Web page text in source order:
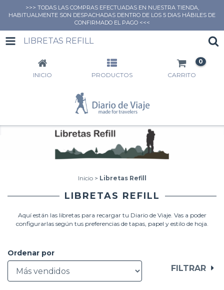
>>> TODAS LAS COMPRAS EFECTUADAS EN NUESTRA TIENDA,
HABITUALMENTE SON DESPACHADAS DENTRO DE LOS 5 DIAS HÁBILES DE
CONFIRMADO EL PAGO <<<
LIBRETAS REFILL
INICIO PRODUCTOS CARRITO
0
Inicio > Libretas Refill
LIBRETAS REFILL
Aquí están las libretas para recargar tu Diario de Viaje. Vas a poder
configurarlas según tus preferencias de tapas, papel y estilo de hoja.
Ordenar por
FILTRAR